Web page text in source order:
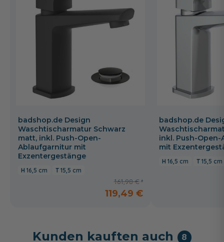
badshop.de Design
Waschtischarmatur Schwarz
matt, inkl. Push-Open-
Ablaufgarnitur mit
Exzentergestänge
16,5 cm 15,5 cm
161,98 €
119,49 €
badshop.de
inkl. Push-
mit
16,5 cm 15,5 cm
Kunden kauften auch 8